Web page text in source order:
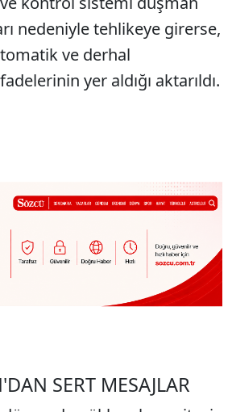
nedeniyle tehlikeye girerse,
ve derhal
yer aldığı aktarıldı.
SERT MESAJLAR